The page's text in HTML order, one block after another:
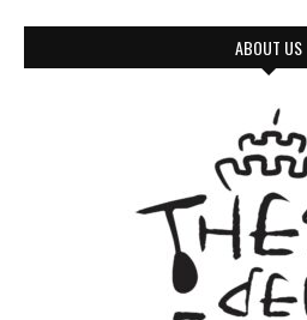
ABOUT US